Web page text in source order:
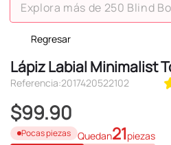
Regresar
Lápiz Labial Minimalist
Referencia:2017420522102
$99.90
Pocas piezas Quedan21piezas
TÉRMINOS MÁS BUSCADOS
1.
hello kitty
2.
spiderman
3.
peluche
4.
osito cariñosito